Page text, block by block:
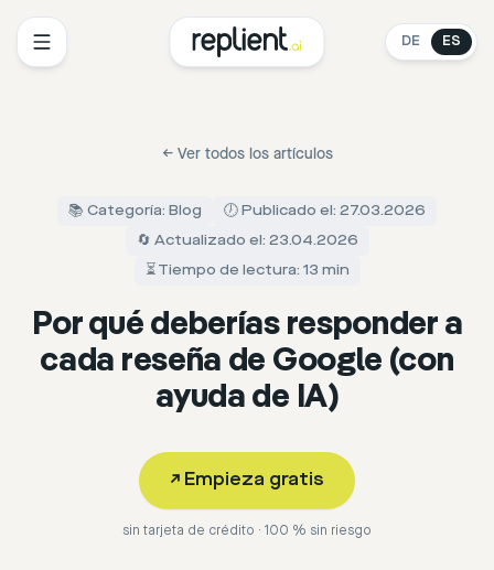
DE ES
← Ver todos los artículos
📚 Categoría: Blog
🕖 Publicado el: 27.03.2026
🔄 Actualizado el: 23.04.2026
⏳ Tiempo de lectura: 13 min
Por qué deberías responder a
cada reseña de Google (con
ayuda de IA)
↗ Empieza gratis
sin tarjeta de crédito · 100 % sin riesgo